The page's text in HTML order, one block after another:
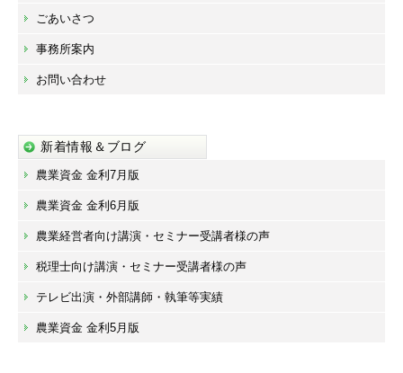
ごあいさつ
事務所案内
お問い合わせ
新着情報＆ブログ
農業資金 金利7月版
農業資金 金利6月版
農業経営者向け講演・セミナー受講者様の声
税理士向け講演・セミナー受講者様の声
テレビ出演・外部講師・執筆等実績
農業資金 金利5月版